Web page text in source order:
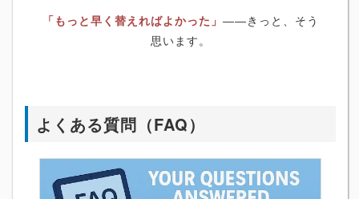
「もっと早く替えればよかった」 ――きっと、そう
思います。
よくある質問（FAQ）